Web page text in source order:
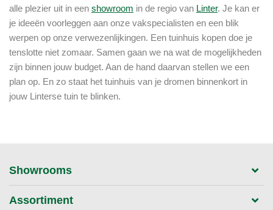
alle plezier uit in een showroom in de regio van Linter. Je kan er
je ideeën voorleggen aan onze vakspecialisten en een blik
werpen op onze verwezenlijkingen. Een tuinhuis kopen doe je
tenslotte niet zomaar. Samen gaan we na wat de mogelijkheden
zijn binnen jouw budget. Aan de hand daarvan stellen we een
plan op. En zo staat het tuinhuis van je dromen binnenkort in
jouw Linterse tuin te blinken.
Showrooms
Assortiment